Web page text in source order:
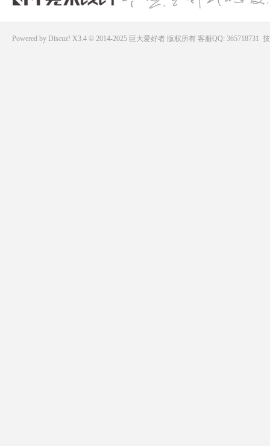
Powered by Discuz! X3.4 © 2014-2025 巨大爱好者版权所有 客服QQ: 365718731